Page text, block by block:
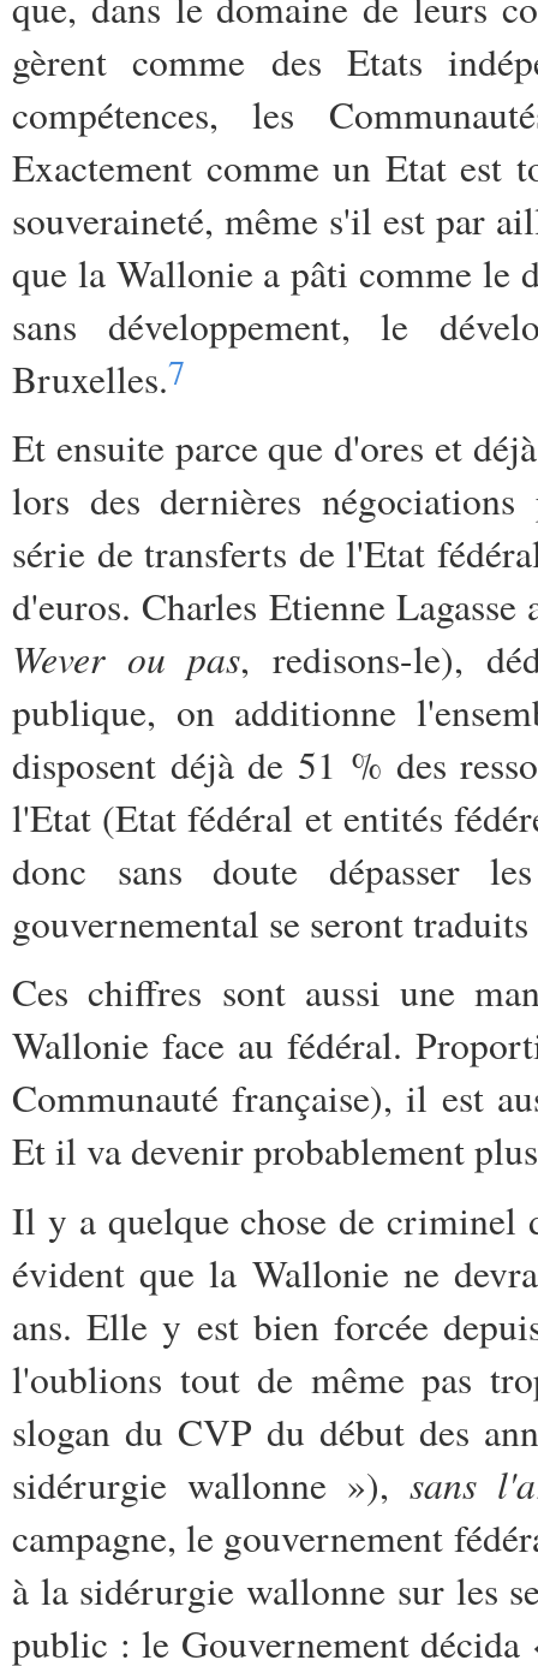
gèrent comme des Etats
compétences, les
Exactement comme un Etat est
souveraineté, même s'il est par
que la Wallonie a pâti comme le
sans développement, le
Bruxelles.7
Et ensuite parce que d'ores et
lors des dernières négociations
série de transferts de l'Etat
d'euros. Charles Etienne
Wever ou pas, redisons-le),
publique, on additionne
disposent déjà de 51 % des
l'Etat (Etat fédéral et entités
donc sans doute dépasser
gouvernemental se seront
Ces chiffres sont aussi une
Wallonie face au fédéral.
Communauté française), il est
Et il va devenir probablement
Il y a quelque chose de criminel
évident que la Wallonie ne
ans. Elle y est bien forcée
l'oublions tout de même pas
slogan du CVP du début des
sidérurgie wallonne »), sans
campagne, le gouvernement
à la sidérurgie wallonne sur les
public : le Gouvernement